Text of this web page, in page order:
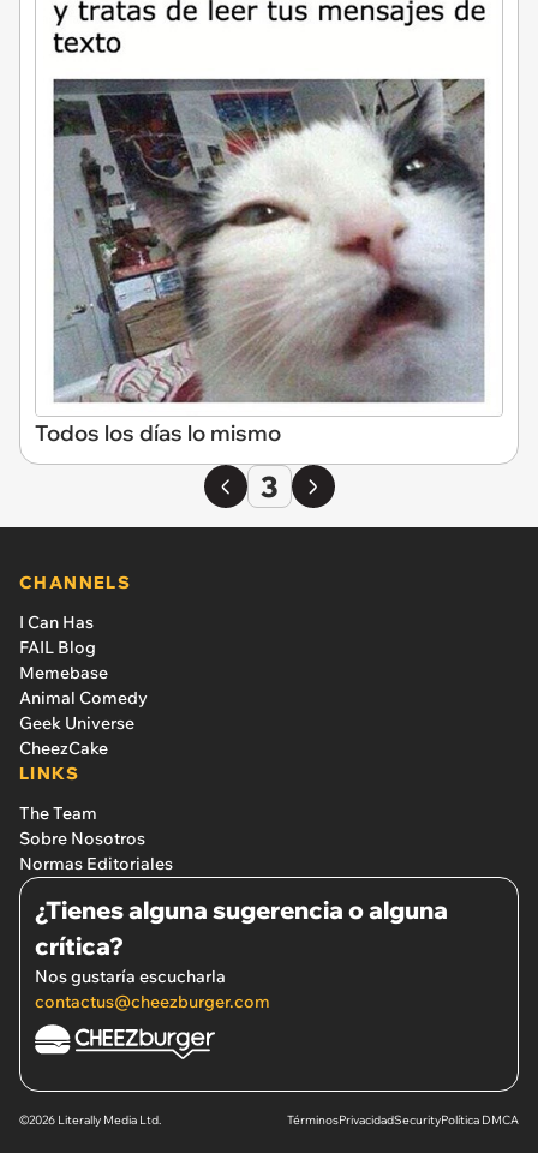
Todos los días lo mismo
3
CHANNELS
I Can Has
FAIL Blog
Memebase
Animal Comedy
Geek Universe
CheezCake
LINKS
The Team
Sobre Nosotros
Normas Editoriales
¿Tienes alguna sugerencia o alguna
crítica?
Nos gustaría escucharla
contactus@cheezburger.com
©2026 Literally Media Ltd. TérminosPrivacidadSecurityPolítica DMCA